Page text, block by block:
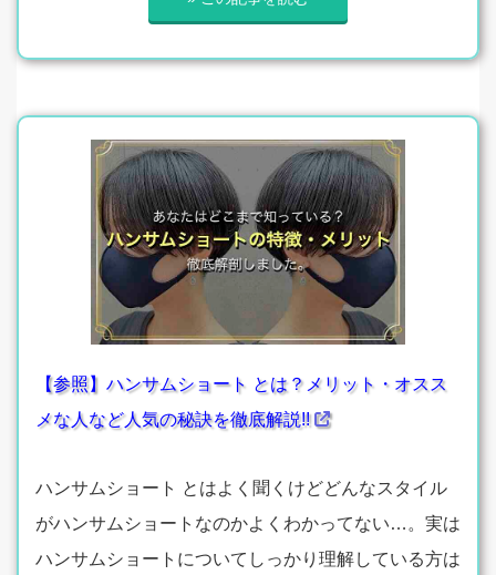
【参照】ハンサムショート とは？メリット・オスス
メな人など人気の秘訣を徹底解説!!
ハンサムショート とはよく聞くけどどんなスタイル
がハンサムショートなのかよくわかってない…。実は
ハンサムショートについてしっかり理解している方は